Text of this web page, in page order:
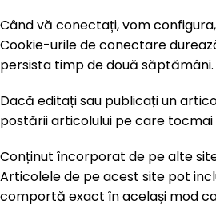
Când vă conectați, vom
Cookie-urile de conectare
persista timp de două
Dacă editați sau publicați un
postării articolului pe care tocmai
Conținut încorporat de pe alte
Articolele de pe acest site pot
comportă exact în același mod